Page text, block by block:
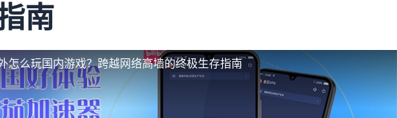
南
怎么玩国内游戏？跨越网络高墙的终极生存指南